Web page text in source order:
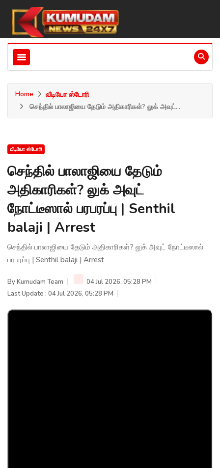
Home
வீடியோ ஸ்டோரி
செந்தில் பாலாஜியை தேடும் அதிகாரிகள்? லுக் அவுட்...
வீடியோ ஸ்டோரி
செந்தில் பாலாஜியை தேடும்
அதிகாரிகள்? லுக் அவுட்
நோட்டீஸால் பரபரப்பு | Senthil
balaji | Arrest
செந்தில் பாலாஜியை தேடும் அதிகாரிகள்? லுக் அவுட் நோட்டீஸால்
பரபரப்பு | Senthil balaji | Arrest
ByKumudam Team
04 Jul 2026, 05:28 PM
Last Update : 04 Jul 2026, 05:28 PM